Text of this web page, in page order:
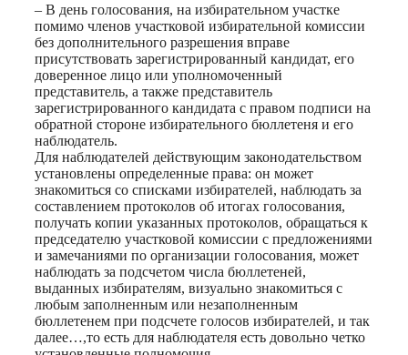
– В день голосования, на избирательном участке
помимо членов участковой избирательной комиссии
без дополнительного разрешения вправе
присутствовать зарегистрированный кандидат, его
доверенное лицо или уполномоченный
представитель, а также представитель
зарегистрированного кандидата с правом подписи на
обратной стороне избирательного бюллетеня и его
наблюдатель.
Для наблюдателей действующим законодательством
установлены определенные права: он может
знакомиться со списками избирателей, наблюдать за
составлением протоколов об итогах голосования,
получать копии указанных протоколов, обращаться к
председателю участковой комиссии с предложениями
и замечаниями по организации голосования, может
наблюдать за подсчетом числа бюллетеней,
выданных избирателям, визуально знакомиться с
любым заполненным или незаполненным
бюллетенем при подсчете голосов избирателей, и так
далее…,то есть для наблюдателя есть довольно четко